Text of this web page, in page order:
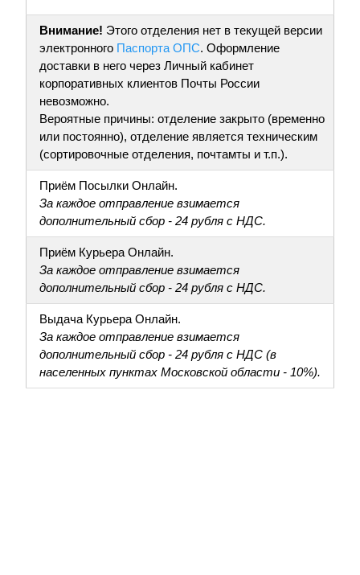
Внимание! Этого отделения нет в текущей версии
электронного Паспорта ОПС. Оформление
доставки в него через Личный кабинет
корпоративных клиентов Почты России
невозможно.
Вероятные причины: отделение закрыто (временно
или постоянно), отделение является техническим
(сортировочные отделения, почтамты и т.п.).
Приём Посылки Онлайн.
За каждое отправление взимается
дополнительный сбор - 24 рубля с НДС.
Приём Курьера Онлайн.
За каждое отправление взимается
дополнительный сбор - 24 рубля с НДС.
Выдача Курьера Онлайн.
За каждое отправление взимается
дополнительный сбор - 24 рубля с НДС (в
населенных пунктах Московской области - 10%).